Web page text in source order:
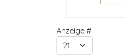
Anzeige #